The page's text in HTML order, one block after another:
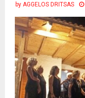
by AGGELOS DRITSAS